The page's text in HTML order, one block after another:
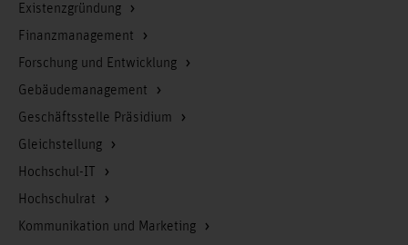
Existenzgründung
Finanzmanagement
Forschung und Entwicklung
Gebäudemanagement
Geschäftsstelle Präsidium
Gleichstellung
Hochschul-IT
Hochschulrat
Kommunikation und Marketing